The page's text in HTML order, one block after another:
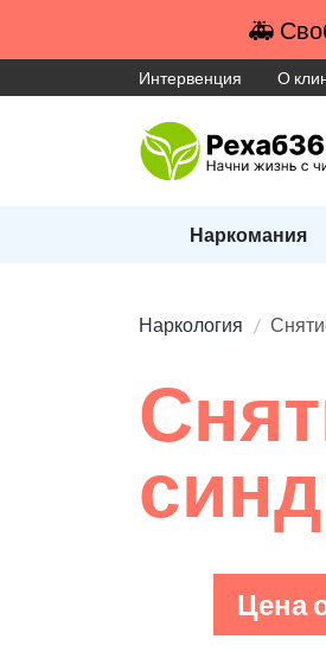
🚑
Интервенция О
Наркомания
Наркология
Цена